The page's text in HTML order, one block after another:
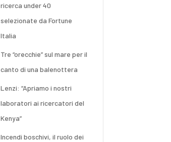
ricerca under 40
selezionate da Fortune
Italia
Tre “orecchie” sul mare per il
canto di una balenottera
Lenzi: “Apriamo i nostri
laboratori ai ricercatori del
Kenya”
Incendi boschivi, il ruolo dei